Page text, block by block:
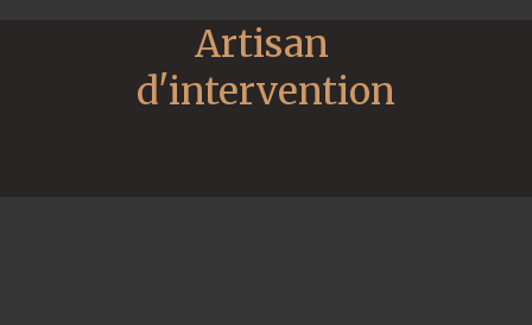
Artisan
d'intervention